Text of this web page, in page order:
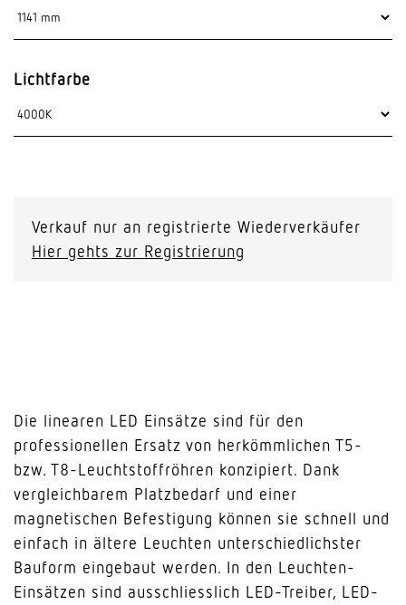
Lichtfarbe
Verkauf nur an registrierte Wiederverkäufer
Hier gehts zur Registrierung
Die linearen LED Einsätze sind für den
professionellen Ersatz von herkömmlichen T5-
bzw. T8-Leuchtstoffröhren konzipiert. Dank
vergleichbarem Platzbedarf und einer
magnetischen Befestigung können sie schnell und
einfach in ältere Leuchten unterschiedlichster
Bauform eingebaut werden. In den Leuchten-
Einsätzen sind ausschliesslich LED-Treiber, LED-